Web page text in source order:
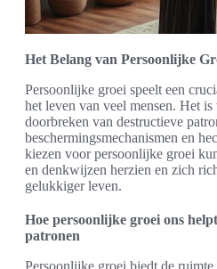
Het Belang van Persoonlijke
Persoonlijke groei speelt een
het leven van veel mensen. Het
doorbreken van destructieve
beschermingsmechanismen en
kiezen voor persoonlijke groei
en denkwijzen herzien en zich
gelukkiger leven.
Hoe persoonlijke groei ons
patronen
Persoonlijke groei biedt de